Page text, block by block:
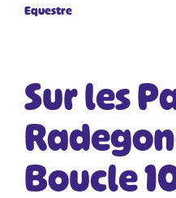
Equestre
Sur les
Boucle